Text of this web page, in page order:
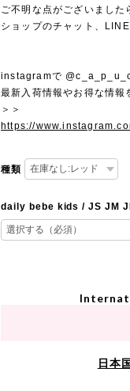
ご不明な点がございました
ショップのチャット、
instagramで
最新入荷情報やお得な情報
＞＞
https://
種類
daily bebe kids / JS JM
日本